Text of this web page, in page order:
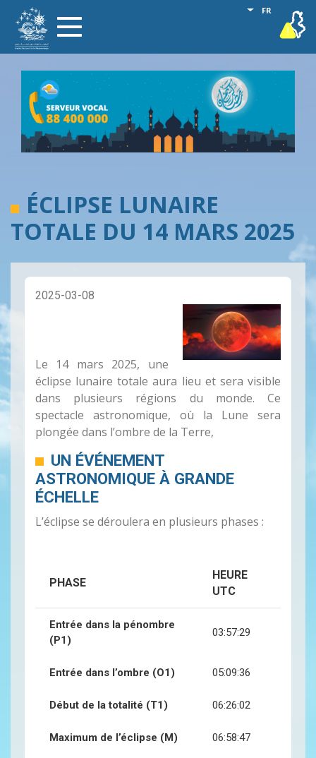
contenu
Toggle
navigation
FR
Lister les
vigilance
ÉCLIPSE LUNAIRE
TOTALE DU 14 MARS 2025
2025-03-08
Le 14 mars 2025, une
éclipse lunaire totale aura lieu et sera visible
dans plusieurs régions du monde. Ce
spectacle astronomique, où la Lune sera
plongée dans l’ombre de la Terre,
UN ÉVÉNEMENT
ASTRONOMIQUE À GRANDE
ÉCHELLE
L’éclipse se déroulera en plusieurs phases :
PHASE
HEURE
UTC
Entrée dans la pénombre
(P1)
03:57:29
Entrée dans l’ombre (O1) 05:09:36
Début de la totalité (T1) 06:26:02
Maximum de l’éclipse (M) 06:58:47